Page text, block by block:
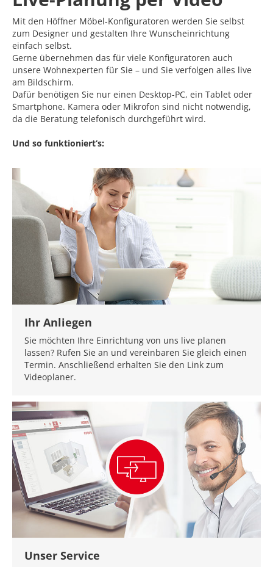
Mit den Höffner Möbel-Konfiguratoren werden Sie selbst
zum Designer und gestalten Ihre Wunscheinrichtung
einfach selbst.
Gerne übernehmen das für viele Konfiguratoren auch
unsere Wohnexperten für Sie – und Sie verfolgen alles live
am Bildschirm.
Dafür benötigen Sie nur einen Desktop-PC, ein Tablet oder
Smartphone. Kamera oder Mikrofon sind nicht notwendig,
da die Beratung telefonisch durchgeführt wird.
Und so funktioniert‘s:
Ihr Anliegen
Sie möchten Ihre Einrichtung von uns live planen
lassen? Rufen Sie an und vereinbaren Sie gleich einen
Termin. Anschließend erhalten Sie den Link zum
Videoplaner.
Unser Service